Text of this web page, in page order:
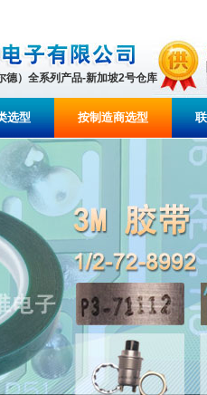
德）全系列产品-新加坡2号仓库
选型 按制造商选型